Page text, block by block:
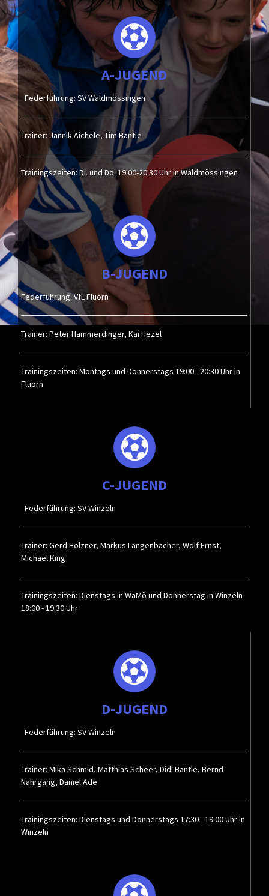
A-JUGEND
Federführung: SV Waldmössingen
Trainer: Jannik Aichele, Tim Bantle
Trainingszeiten: Di. und Do. 19:00-20:30 Uhr in Waldmössingen
B-JUGEND
Federführung: VfL Fluorn
Trainer: Peter Hammerdinger, Kai Hezel
Trainingszeiten: Montags und Donnerstags 19:00 - 20:30 Uhr in
Fluorn
C-JUGEND
Federführung: SV Winzeln
Trainer: Gerd Holzner, Markus Langenbacher, Wolf Ernst,
Michael King
Trainingszeiten: Dienstags in WaMö und Donnerstag in Winzeln
18:00 - 19:30 Uhr
D-JUGEND
Federführung: SV Winzeln
Trainer: Mika Schmid, Matthias Scheer, Didi Bantle, Bernd
Nahrgang, Daniel Ade
Trainingszeiten: Dienstags und Donnerstags 17:30 - 19:00 Uhr in
Winzeln